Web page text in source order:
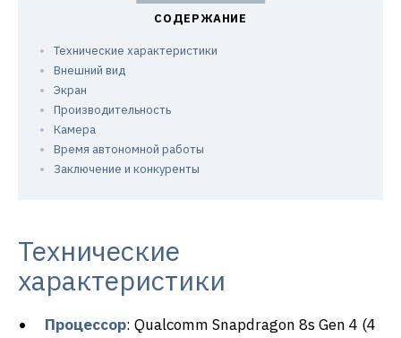
Технические характеристики
Внешний вид
Экран
Производительность
Камера
Время автономной работы
Заключение и конкуренты
Технические
характеристики
Процессор: Qualcomm Snapdragon 8s Gen 4 (4